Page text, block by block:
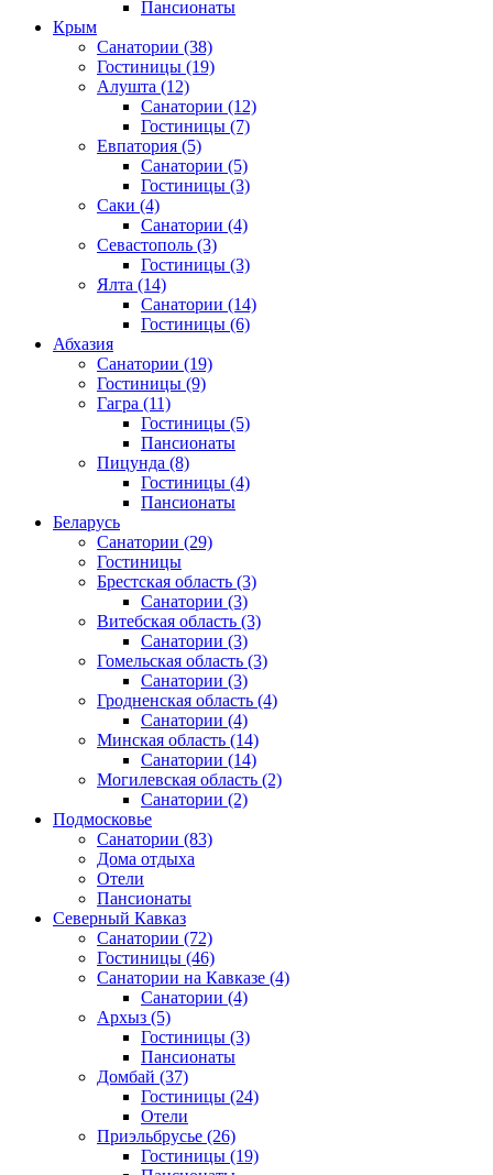
Пансионаты
Крым
Санатории (38)
Гостиницы (19)
Алушта (12)
Санатории (12)
Гостиницы (7)
Евпатория (5)
Санатории (5)
Гостиницы (3)
Саки (4)
Санатории (4)
Севастополь (3)
Гостиницы (3)
Ялта (14)
Санатории (14)
Гостиницы (6)
Абхазия
Санатории (19)
Гостиницы (9)
Гагра (11)
Гостиницы (5)
Пансионаты
Пицунда (8)
Гостиницы (4)
Пансионаты
Беларусь
Санатории (29)
Гостиницы
Брестская область (3)
Санатории (3)
Витебская область (3)
Санатории (3)
Гомельская область (3)
Санатории (3)
Гродненская область (4)
Санатории (4)
Минская область (14)
Санатории (14)
Могилевская область (2)
Санатории (2)
Подмосковье
Санатории (83)
Дома отдыха
Отели
Пансионаты
Северный Кавказ
Санатории (72)
Гостиницы (46)
Санатории на Кавказе (4)
Санатории (4)
Архыз (5)
Гостиницы (3)
Пансионаты
Домбай (37)
Гостиницы (24)
Отели
Приэльбрусье (26)
Гостиницы (19)